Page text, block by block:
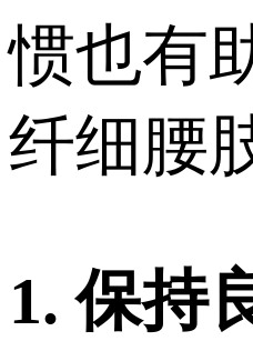
惯也有
纤细腰
1. 保持